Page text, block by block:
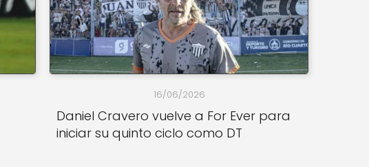
16/06/2026
Daniel Cravero vuelve a For Ever para
iniciar su quinto ciclo como DT